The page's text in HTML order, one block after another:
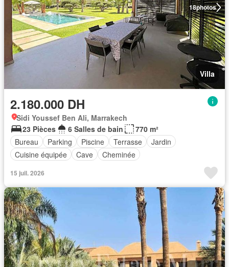
18photos
Villa
2.180.000 DH
Sidi Youssef Ben Ali, Marrakech
23 Pièces
6 Salles de bain
770 m²
Bureau
Parking Piscine Terrasse
Jardin
Cuisine équipée
Cave Cheminée
15 juil. 2026